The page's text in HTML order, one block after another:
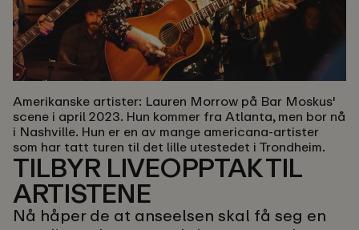
Amerikanske artister: Lauren Morrow på Bar Moskus'
scene i april 2023. Hun kommer fra Atlanta, men bor nå
i Nashville. Hun er en av mange americana-artister
som har tatt turen til det lille utestedet i Trondheim.
TILBYR LIVEOPPTAK TIL
ARTISTENE
Nå håper de at anseelsen skal få seg en